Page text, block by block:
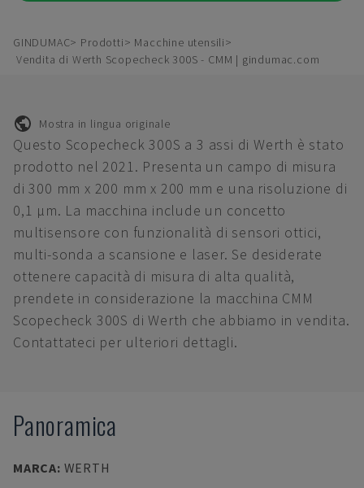
GINDUMAC Prodotti
Macchine utensili
Vendita di Werth Scopecheck 300S - CMM | gindumac.com
Mostra in lingua originale
Questo Scopecheck 300S a 3 assi di Werth è stato
prodotto nel 2021. Presenta un campo di misura
di 300 mm x 200 mm x 200 mm e una risoluzione di
0,1 µm. La macchina include un concetto
multisensore con funzionalità di sensori ottici,
multi-sonda a scansione e laser. Se desiderate
ottenere capacità di misura di alta qualità,
prendete in considerazione la macchina CMM
Scopecheck 300S di Werth che abbiamo in vendita.
Contattateci per ulteriori dettagli.
Panoramica
MARCA: WERTH